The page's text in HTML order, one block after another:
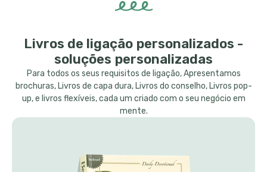
Livros de ligação personalizados -
soluções personalizadas
Para todos os seus requisitos de ligação, Apresentamos
brochuras, Livros de capa dura, Livros do conselho, Livros pop-
up, e livros flexíveis, cada um criado com o seu negócio em
mente.